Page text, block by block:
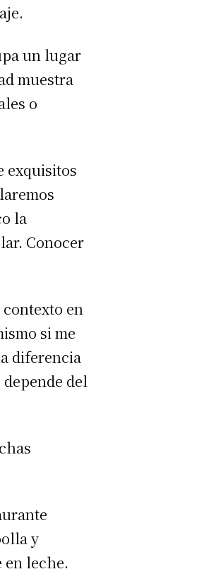
un lugar
muestra
o
exquisitos
la
Conocer
en
si me
diferencia
del
y
en leche.